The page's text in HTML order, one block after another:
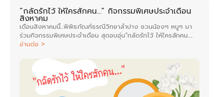
“กลัดรักไว้ ให้ใครสักคน…” กิจกรรมพิเศษประจำเดือน
สิงหาคม
เดือนสิงหาคมนี้...พิพิธภัณฑ์ธรณีวิทยาลำปาง ชวนน้องๆ หนูๆ มา
ร่วมกิจกรรมพิเศษประจำเดือน สุดอบอุ่น“กลัดรักไว้ ให้ใครสักคน.....
อ่านต่อ >